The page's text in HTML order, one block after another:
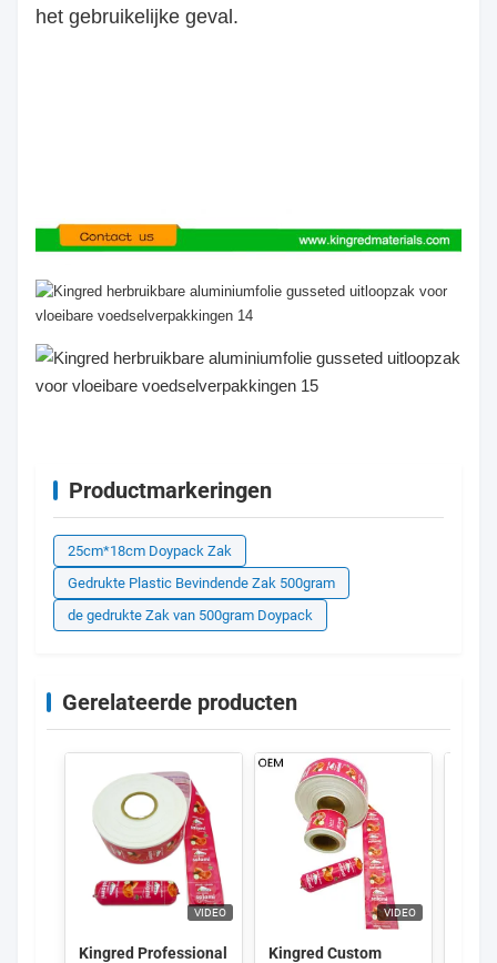
het gebruikelijke geval.
Productmarkeringen
25cm*18cm Doypack Zak
Gedrukte Plastic Bevindende Zak 500gram
de gedrukte Zak van 500gram Doypack
Gerelateerde producten
VIDEO
Kingred Professional
VIDEO
Kingred Custom